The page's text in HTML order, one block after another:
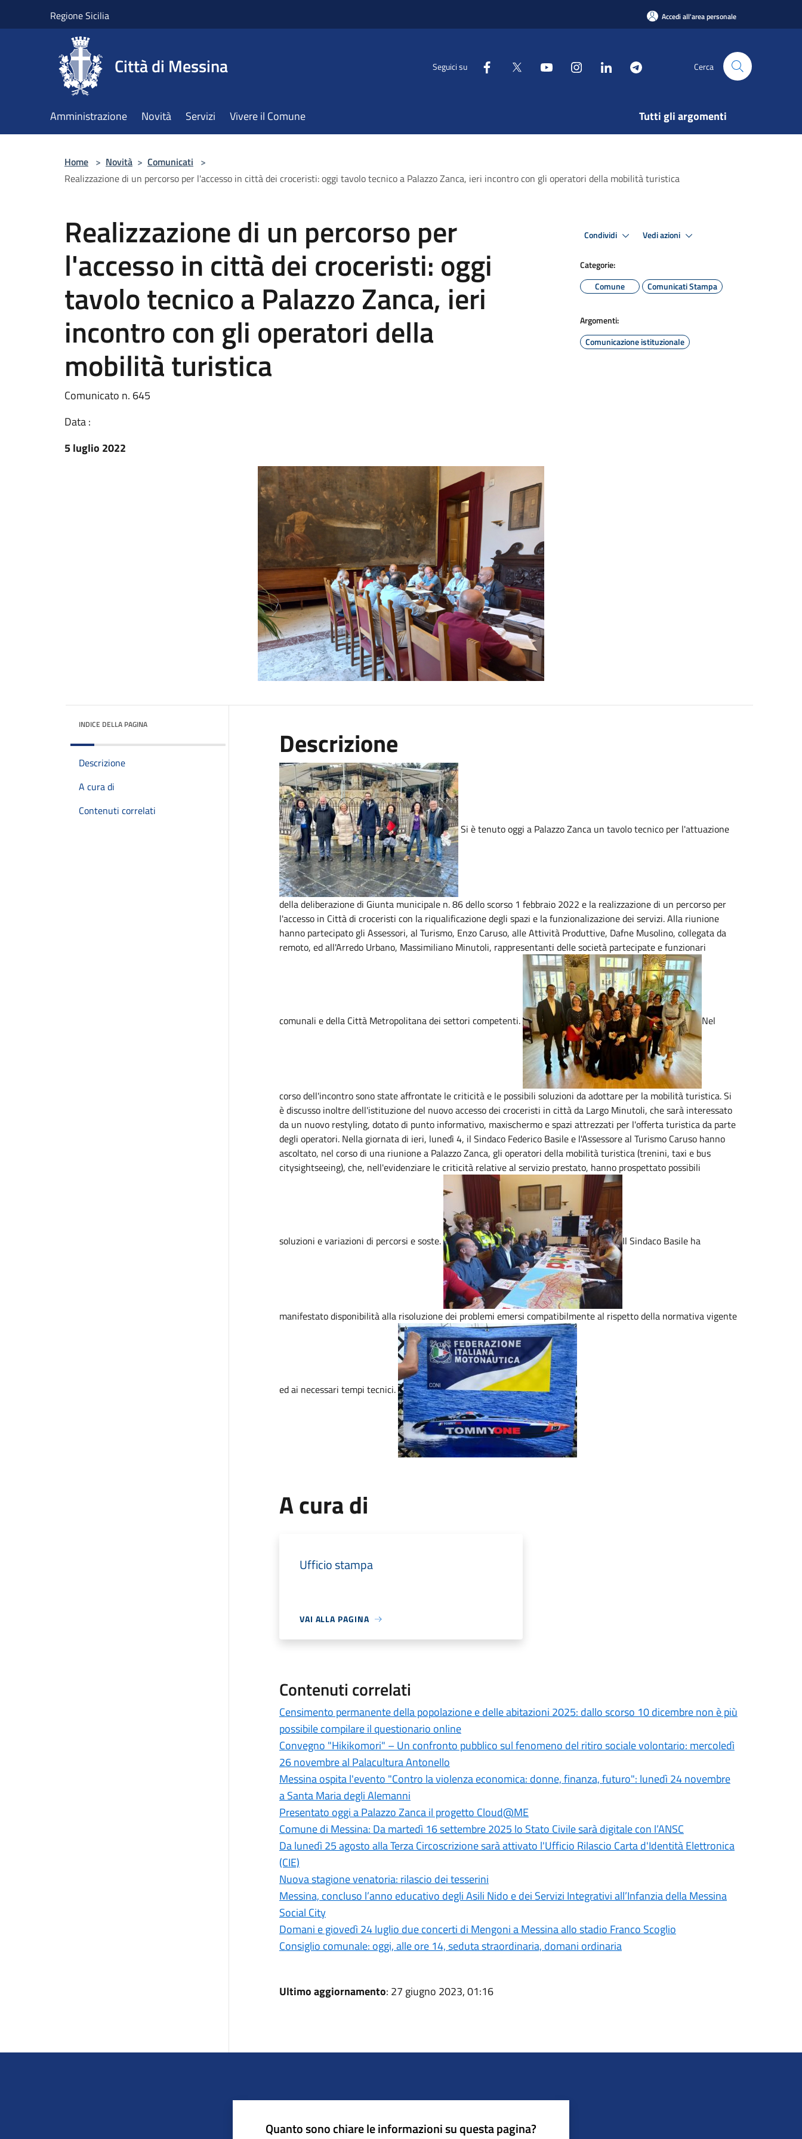
Regione Sicilia Accedi all'area personale
Città di Messina Seguici su Cerca
Amministrazione Novità Servizi Vivere il Comune Tutti gli argomenti
Home > Novità > Comunicati >
Realizzazione di un percorso per l'accesso in città dei croceristi: oggi tavolo tecnico a Palazzo Zanca, ieri incontro con gli operatori della mobilità turistica
Realizzazione di un percorso per
l'accesso in città dei croceristi: oggi
tavolo tecnico a Palazzo Zanca, ieri
incontro con gli operatori della
mobilità turistica
Comunicato n. 645
Data :
5 luglio 2022
Condividi Vedi azioni
Categorie:
Comune
Comunicati Stampa
Argomenti:
Comunicazione istituzionale
INDICE DELLA PAGINA
Descrizione
A cura di
Contenuti correlati
Descrizione
Si è tenuto oggi a Palazzo Zanca un tavolo tecnico per l'attuazione
della deliberazione di Giunta municipale n. 86 dello scorso 1 febbraio 2022 e la realizzazione di un percorso per
l'accesso in Città di croceristi con la riqualificazione degli spazi e la funzionalizazione dei servizi. Alla riunione
hanno partecipato gli Assessori, al Turismo, Enzo Caruso, alle Attività Produttive, Dafne Musolino, collegata da
remoto, ed all'Arredo Urbano, Massimiliano Minutoli, rappresentanti delle società partecipate e funzionari
comunali e della Città Metropolitana dei settori competenti. Nel
corso dell'incontro sono state affrontate le criticità e le possibili soluzioni da adottare per la mobilità turistica. Si
è discusso inoltre dell'istituzione del nuovo accesso dei croceristi in città da Largo Minutoli, che sarà interessato
da un nuovo restyling, dotato di punto informativo, maxischermo e spazi attrezzati per l'offerta turistica da parte
degli operatori. Nella giornata di ieri, lunedì 4, il Sindaco Federico Basile e l'Assessore al Turismo Caruso hanno
ascoltato, nel corso di una riunione a Palazzo Zanca, gli operatori della mobilità turistica (trenini, taxi e bus
citysightseeing), che, nell'evidenziare le criticità relative al servizio prestato, hanno prospettato possibili
soluzioni e variazioni di percorsi e soste. Il Sindaco Basile ha
manifestato disponibilità alla risoluzione dei problemi emersi compatibilmente al rispetto della normativa vigente
ed ai necessari tempi tecnici.
A cura di
Ufficio stampa
VAI ALLA PAGINA
Contenuti correlati
Censimento permanente della popolazione e delle abitazioni 2025: dallo scorso 10 dicembre non è più
possibile compilare il questionario online
Convegno "Hikikomori" – Un confronto pubblico sul fenomeno del ritiro sociale volontario: mercoledì
26 novembre al Palacultura Antonello
Messina ospita l'evento "Contro la violenza economica: donne, finanza, futuro": lunedì 24 novembre
a Santa Maria degli Alemanni
Presentato oggi a Palazzo Zanca il progetto Cloud@ME
Comune di Messina: Da martedì 16 settembre 2025 lo Stato Civile sarà digitale con l’ANSC
Da lunedì 25 agosto alla Terza Circoscrizione sarà attivato l'Ufficio Rilascio Carta d'Identità Elettronica
(CIE)
Nuova stagione venatoria: rilascio dei tesserini
Messina, concluso l’anno educativo degli Asili Nido e dei Servizi Integrativi all’Infanzia della Messina
Social City
Domani e giovedì 24 luglio due concerti di Mengoni a Messina allo stadio Franco Scoglio
Consiglio comunale: oggi, alle ore 14, seduta straordinaria, domani ordinaria
Ultimo aggiornamento: 27 giugno 2023, 01:16
Quanto sono chiare le informazioni su questa pagina?